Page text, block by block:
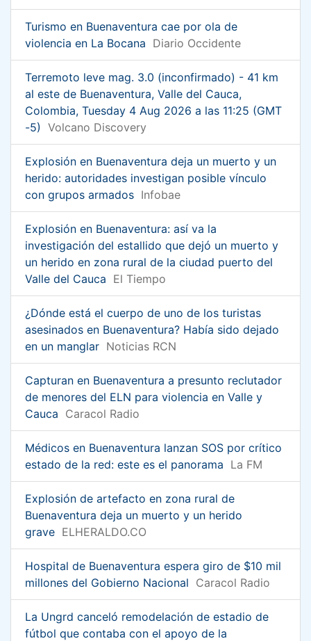
Turismo en Buenaventura cae por ola de
violencia en La Bocana Diario Occidente
Terremoto leve mag. 3.0 (inconfirmado) - 41 km
al este de Buenaventura, Valle del Cauca,
Colombia, Tuesday 4 Aug 2026 a las 11:25 (GMT
-5) Volcano Discovery
Explosión en Buenaventura deja un muerto y un
herido: autoridades investigan posible vínculo
con grupos armados Infobae
Explosión en Buenaventura: así va la
investigación del estallido que dejó un muerto y
un herido en zona rural de la ciudad puerto del
Valle del Cauca El Tiempo
¿Dónde está el cuerpo de uno de los turistas
asesinados en Buenaventura? Había sido dejado
en un manglar Noticias RCN
Capturan en Buenaventura a presunto reclutador
de menores del ELN para violencia en Valle y
Cauca Caracol Radio
Médicos en Buenaventura lanzan SOS por crítico
estado de la red: este es el panorama La FM
Explosión de artefacto en zona rural de
Buenaventura deja un muerto y un herido
grave ELHERALDO.CO
Hospital de Buenaventura espera giro de $10 mil
millones del Gobierno Nacional Caracol Radio
La Ungrd canceló remodelación de estadio de
fútbol que contaba con el apoyo de la